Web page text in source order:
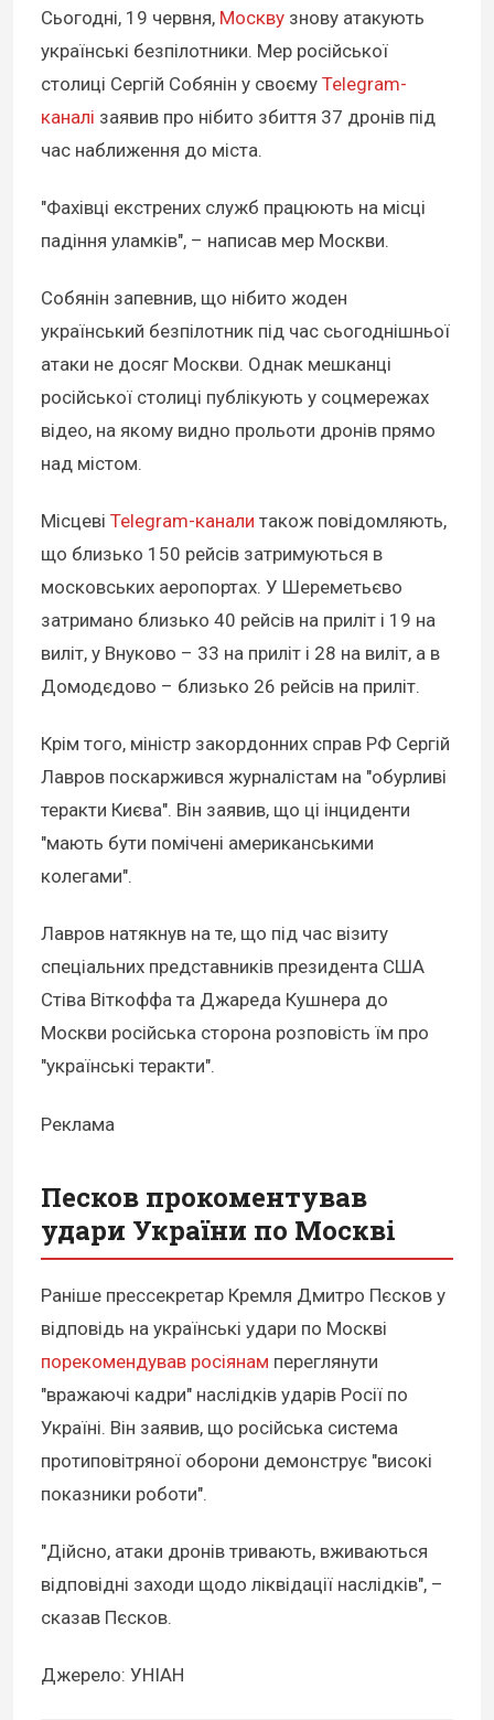
Сьогодні, 19 червня, Москву знову атакують
українські безпілотники. Мер російської
столиці Сергій Собянін у своєму Telegram-
каналі заявив про нібито збиття 37 дронів під
час наближення до міста.
"Фахівці екстрених служб працюють на місці
падіння уламків", – написав мер Москви.
Собянін запевнив, що нібито жоден
український безпілотник під час сьогоднішньої
атаки не досяг Москви. Однак мешканці
російської столиці публікують у соцмережах
відео, на якому видно прольоти дронів прямо
над містом.
Місцеві Telegram-канали також повідомляють,
що близько 150 рейсів затримуються в
московських аеропортах. У Шереметьєво
затримано близько 40 рейсів на приліт і 19 на
виліт, у Внуково – 33 на приліт і 28 на виліт, а в
Домодєдово – близько 26 рейсів на приліт.
Крім того, міністр закордонних справ РФ Сергій
Лавров поскаржився журналістам на "обурливі
теракти Києва". Він заявив, що ці інциденти
"мають бути помічені американськими
колегами".
Лавров натякнув на те, що під час візиту
спеціальних представників президента США
Стіва Віткоффа та Джареда Кушнера до
Москви російська сторона розповість їм про
"українські теракти".
Реклама
Песков прокоментував
удари України по Москві
Раніше прессекретар Кремля Дмитро Пєсков у
відповідь на українські удари по Москві
порекомендував росіянам переглянути
"вражаючі кадри" наслідків ударів Росії по
Україні. Він заявив, що російська система
протиповітряної оборони демонструє "високі
показники роботи".
"Дійсно, атаки дронів тривають, вживаються
відповідні заходи щодо ліквідації наслідків", –
сказав Пєсков.
Джерело: УНІАН